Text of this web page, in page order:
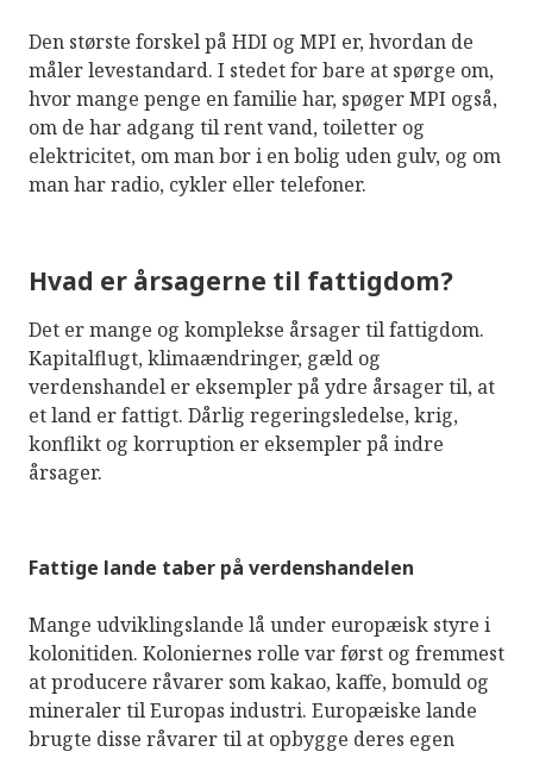
Den største forskel på HDI og MPI er, hvordan de
måler levestandard. I stedet for bare at spørge om,
hvor mange penge en familie har, spøger MPI også,
om de har adgang til rent vand, toiletter og
elektricitet, om man bor i en bolig uden gulv, og om
man har radio, cykler eller telefoner.
Hvad er årsagerne til fattigdom?
Det er mange og komplekse årsager til fattigdom.
Kapitalflugt, klimaændringer, gæld og
verdenshandel er eksempler på ydre årsager til, at
et land er fattigt. Dårlig regeringsledelse, krig,
konflikt og korruption er eksempler på indre
årsager.
Fattige lande taber på verdenshandelen
Mange udviklingslande lå under europæisk styre i
kolonitiden. Koloniernes rolle var først og fremmest
at producere råvarer som kakao, kaffe, bomuld og
mineraler til Europas industri. Europæiske lande
brugte disse råvarer til at opbygge deres egen